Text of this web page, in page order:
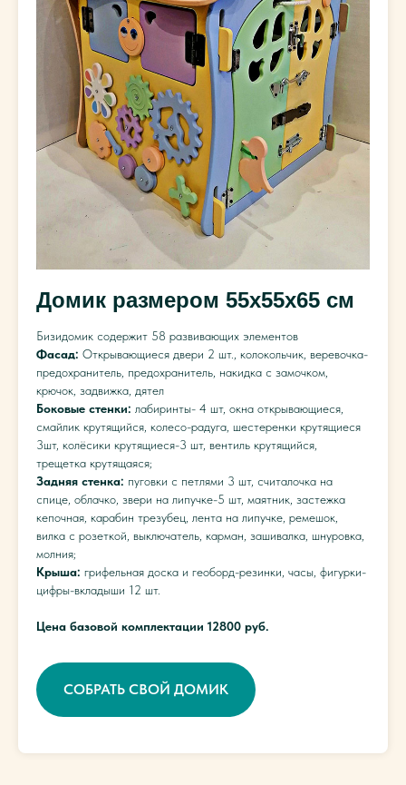
Домик размером 55х55х65 см
Бизидомик содержит 58 развивающих элементов
Фасад: Открывающиеся двери 2 шт., колокольчик, веревочка-
предохранитель, предохранитель, накидка с замочком,
крючок, задвижка, дятел
Боковые стенки: лабиринты- 4 шт, окна открывающиеся,
смайлик крутящийся, колесо-радуга, шестеренки крутящиеся
3шт, колёсики крутящиеся-3 шт, вентиль крутящийся,
трещетка крутящаяся;
Задняя стенка: пуговки с петлями 3 шт, считалочка на
спице, облачко, звери на липучке-5 шт, маятник, застежка
кепочная, карабин трезубец, лента на липучке, ремешок,
вилка с розеткой, выключатель, карман, зашивалка, шнуровка,
молния;
Крыша: грифельная доска и геоборд-резинки, часы, фигурки-
цифры-вкладыши 12 шт.
Цена базовой комплектации 12800 руб.
СОБРАТЬ СВОЙ ДОМИК